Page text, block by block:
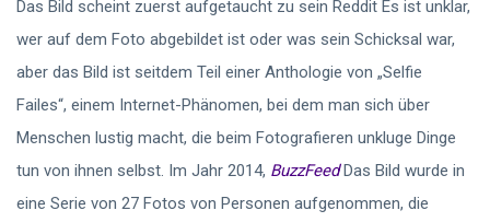
Das Bild scheint zuerst aufgetaucht zu sein Reddit Es ist unklar,
wer auf dem Foto abgebildet ist oder was sein Schicksal war,
aber das Bild ist seitdem Teil einer Anthologie von „Selfie
Failes“, einem Internet-Phänomen, bei dem man sich über
Menschen lustig macht, die beim Fotografieren unkluge Dinge
tun von ihnen selbst. Im Jahr 2014, BuzzFeed Das Bild wurde in
eine Serie von 27 Fotos von Personen aufgenommen, die